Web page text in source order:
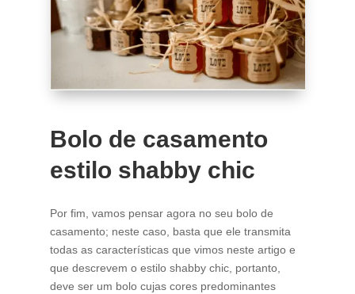
Bolo de casamento
estilo shabby chic
Por fim, vamos pensar agora no seu bolo de
casamento; neste caso, basta que ele transmita
todas as características que vimos neste artigo e
que descrevem o estilo shabby chic, portanto,
deve ser um bolo cujas cores predominantes